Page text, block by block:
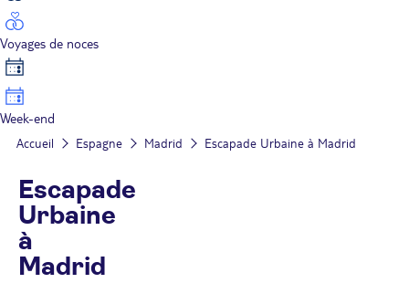
Voyages de noces
Week-end
Accueil Espagne Madrid Escapade Urbaine à Madrid
Escapade
Urbaine
à
Madrid